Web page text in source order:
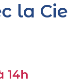
la Cie
14h